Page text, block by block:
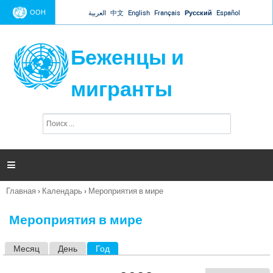
Jump to navigation
ООН العربية 中文 English Français Русский Español
Беженцы и
мигранты
п
и

Вы
Главная › Календарь › Мероприятия в мире
Мероприятия в мире
Месяц День Год